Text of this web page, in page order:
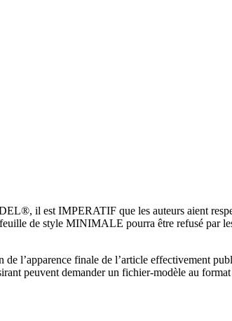
il est IMPERATIF que les auteurs aient
de style MINIMALE pourra être refusé par
l’apparence finale de l’article effectivement
peuvent demander un fichier-modèle au